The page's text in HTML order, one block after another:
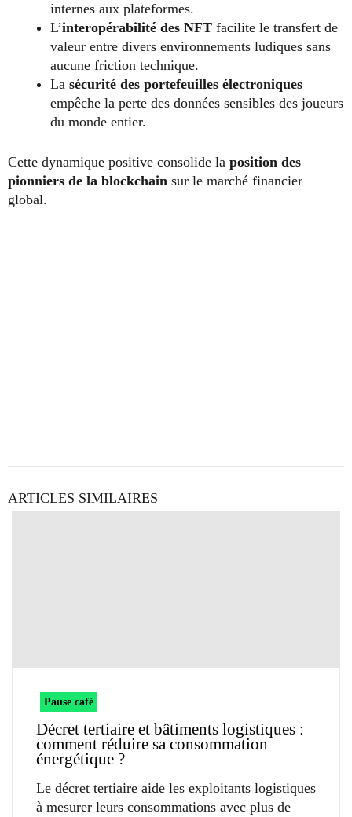
internes aux plateformes.
L’interopérabilité des NFT facilite le transfert de
valeur entre divers environnements ludiques sans
aucune friction technique.
La sécurité des portefeuilles électroniques
empêche la perte des données sensibles des joueurs
du monde entier.
Cette dynamique positive consolide la position des
pionniers de la blockchain sur le marché financier
global.
ARTICLES SIMILAIRES
Pause café
Décret tertiaire et bâtiments logistiques :
comment réduire sa consommation
énergétique ?
Le décret tertiaire aide les exploitants logistiques
à mesurer leurs consommations avec plus de